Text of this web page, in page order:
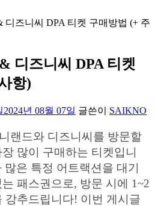
디즈니씨 DPA 티켓 구매방법 (+ 주
디즈니씨 DPA 티켓
항)
2024년 08월 07일 글쓴이 SAIKNO
랜드와 디즈니씨를 방문할
많이 구매하는 티켓입니
많은 특정 어트랙션을 대기
패스권으로, 방문 시에 1~2
강추드립니다! 이번 게시글